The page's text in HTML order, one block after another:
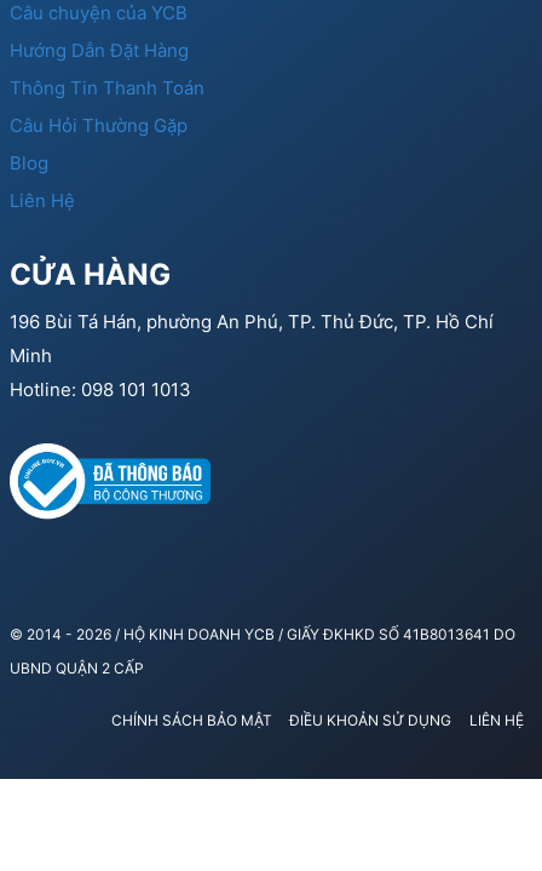
Câu chuyện của YCB
Hướng Dẫn Đặt Hàng
Thông Tin Thanh Toán
Câu Hỏi Thường Gặp
Blog
Liên Hệ
CỬA HÀNG
196 Bùi Tá Hán, phường An Phú, TP. Thủ Đức, TP. Hồ Chí
Minh
Hotline: 098 101 1013
© 2014 - 2026 / HỘ KINH DOANH YCB / GIẤY ĐKHKD SỐ 41B8013641 DO
UBND QUẬN 2 CẤP
CHÍNH SÁCH BẢO MẬT ĐIỀU KHOẢN SỬ DỤNG LIÊN HỆ